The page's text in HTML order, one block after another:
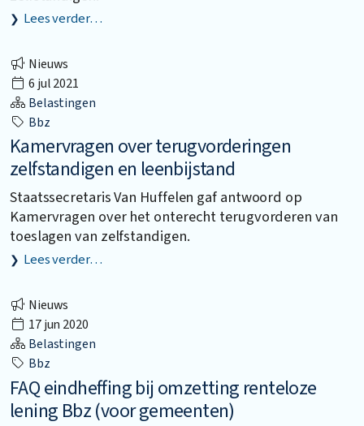
Lees verder…
Nieuws
6 jul 2021
Belastingen
Bbz
Kamervragen over terugvorderingen
zelfstandigen en leenbijstand
Staatssecretaris Van Huffelen gaf antwoord op
Kamervragen over het onterecht terugvorderen van
toeslagen van zelfstandigen.
Lees verder…
Nieuws
17 jun 2020
Belastingen
Bbz
FAQ eindheffing bij omzetting renteloze
lening Bbz (voor gemeenten)